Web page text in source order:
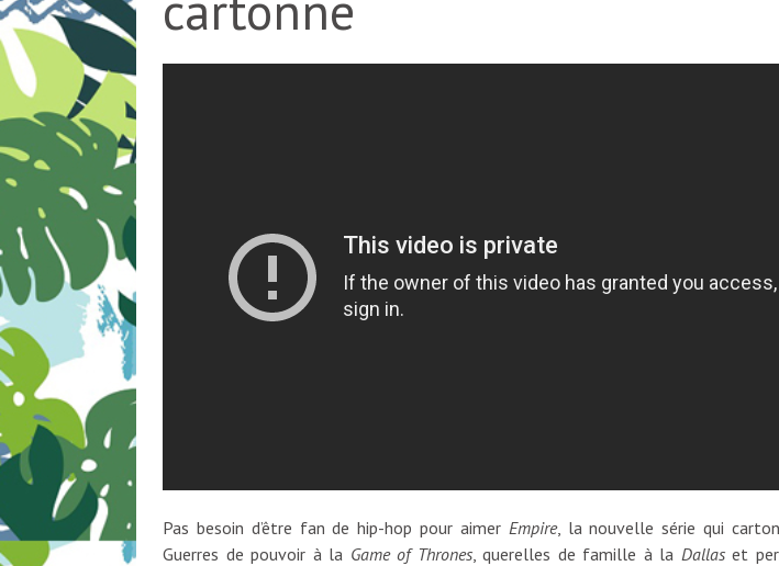
Pas besoin d’être fan de hip-hop pour aimer Empire, la nouvelle série qui
Guerres de pouvoir à la Game of Thrones, querelles de famille à la Dallaset